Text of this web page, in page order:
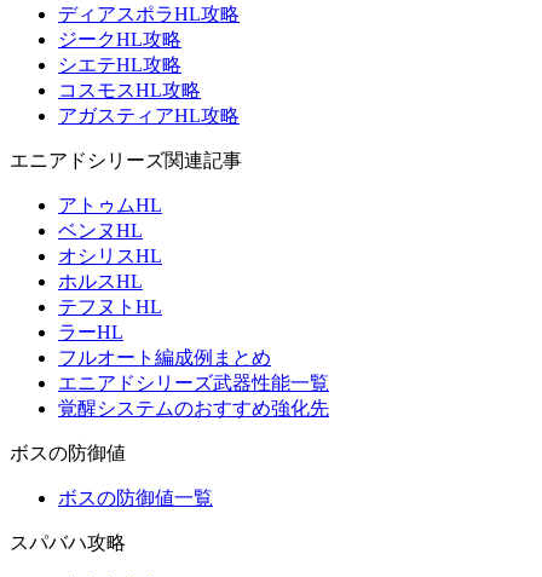
ディアスポラHL攻略
ジークHL攻略
シエテHL攻略
コスモスHL攻略
アガスティアHL攻略
エニアドシリーズ関連記事
アトゥムHL
ベンヌHL
オシリスHL
ホルスHL
テフヌトHL
ラーHL
フルオート編成例まとめ
エニアドシリーズ武器性能一覧
覚醒システムのおすすめ強化先
ボスの防御値
ボスの防御値一覧
スパバハ攻略